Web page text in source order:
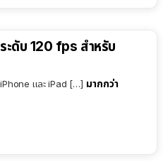
ะดับ 120 fps สำหรับ
iPhone และ iPad […] มากกว่า